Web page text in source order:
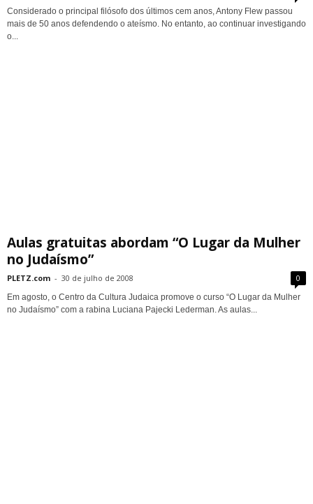
Considerado o principal filósofo dos últimos cem anos, Antony Flew passou
mais de 50 anos defendendo o ateísmo. No entanto, ao continuar investigando
o...
Aulas gratuitas abordam “O Lugar da Mulher
no Judaísmo”
PLETZ.com - 30 de julho de 2008 0
Em agosto, o Centro da Cultura Judaica promove o curso “O Lugar da Mulher
no Judaísmo” com a rabina Luciana Pajecki Lederman. As aulas...